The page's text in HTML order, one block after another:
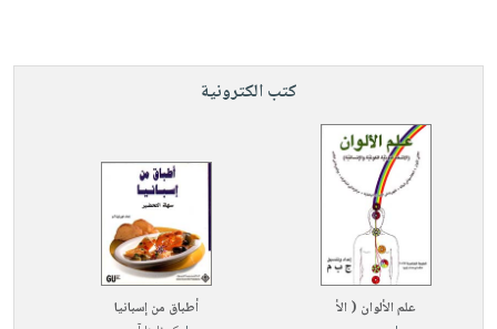
كتب الكترونية
علم الألوان ( الأ
أطباق من إسبانيا